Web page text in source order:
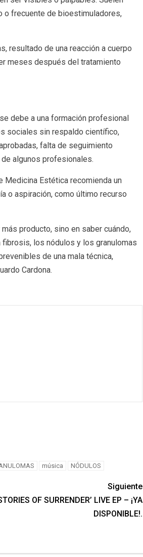
o frecuente de bioestimuladores,
resultado de una reacción a cuerpo
meses después del tratamiento
debe a una formación profesional
sociales sin respaldo científico,
falta de seguimiento
algunos profesionales.
Medicina Estética recomienda un
o aspiración, como último recurso
producto, sino en saber cuándo,
los nódulos y los granulomas
de una mala técnica,
Cardona.
música NÓDULOS
Siguiente
OF SURRENDER’ LIVE EP – ¡YA
DISPONIBLE!.